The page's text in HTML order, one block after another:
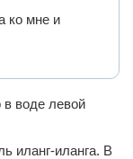
ко мне и
в воде левой
иланг-иланга. В